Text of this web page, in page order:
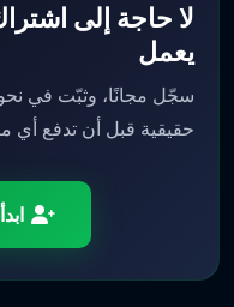
لا حاجة إلى
يعمل
سجّل مجانًا، وثبّت في
حقيقية قبل أن تدفع أي